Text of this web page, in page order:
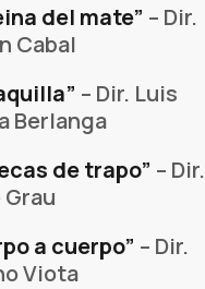
del mate” – Dir.
Cabal
– Dir. Luis
Berlanga
de trapo” – Dir.
a cuerpo” – Dir.
Viota